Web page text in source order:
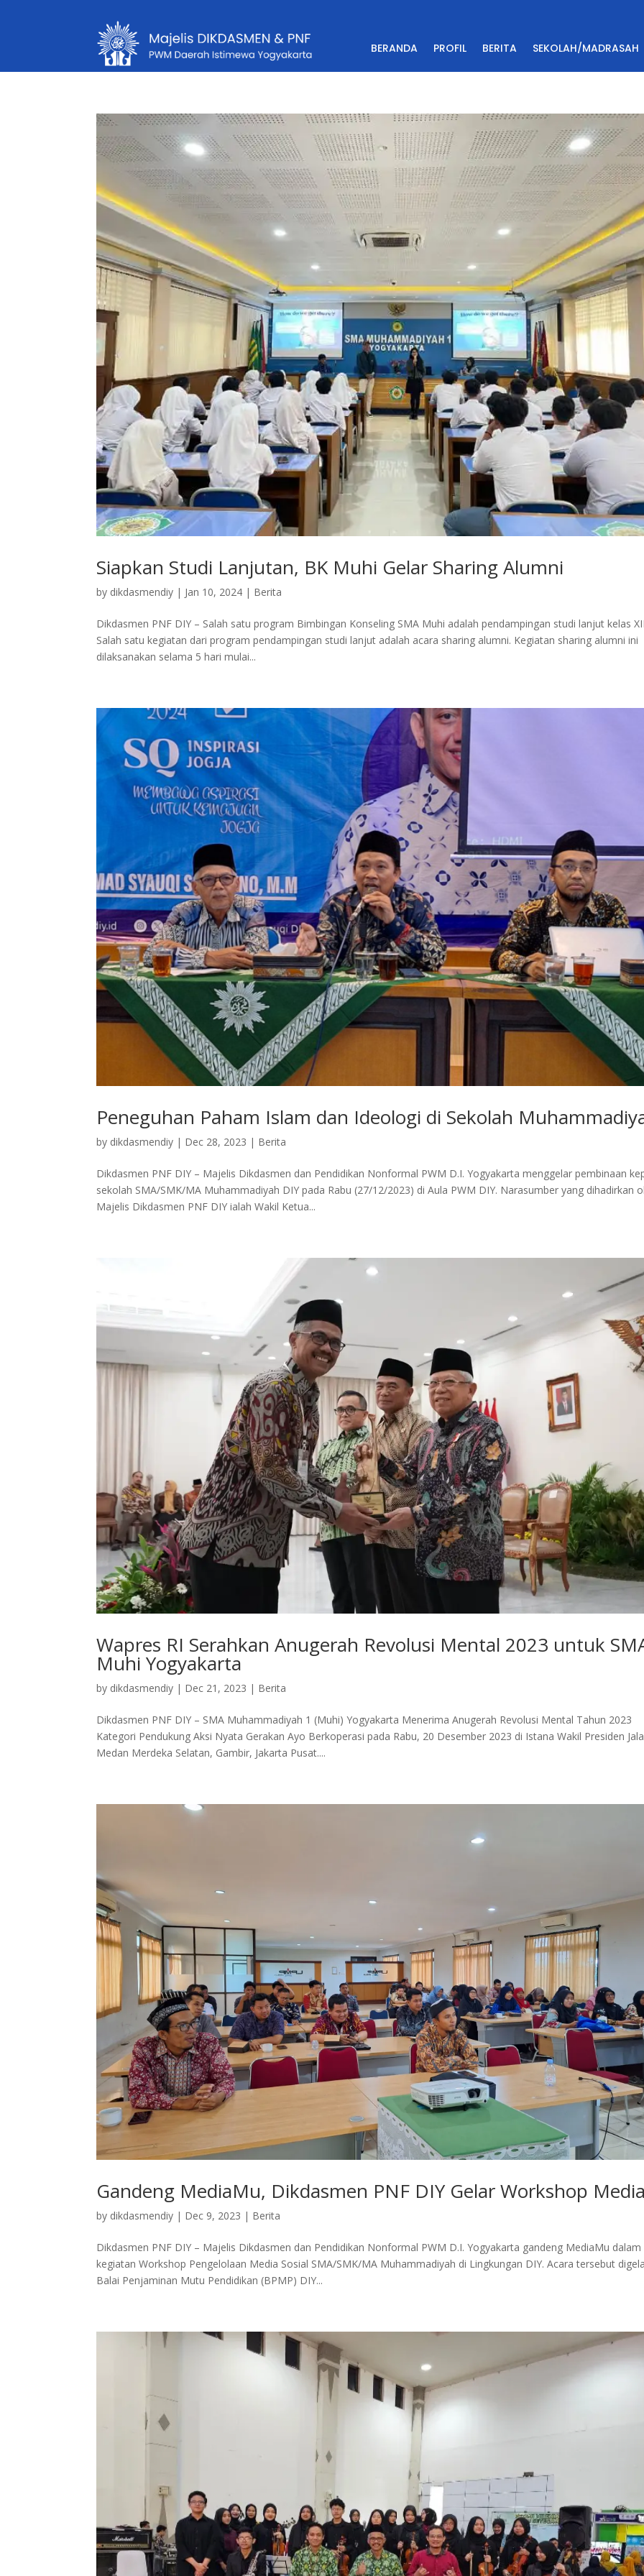
BERANDA PROFIL BERITA SEKOLAH/MADRASAH
Siapkan Studi Lanjutan, BK Muhi Gelar Sharing Alumni
by dikdasmendiy | Jan 10, 2024 | Berita
Dikdasmen PNF DIY – Salah satu program Bimbingan Konseling SMA Muhi adalah pendampingan studi lanjut kelas
Salah satu kegiatan dari program pendampingan studi lanjut adalah acara sharing alumni. Kegiatan sharing alumni ini
dilaksanakan selama 5 hari mulai...
Peneguhan Paham Islam dan Ideologi di Sekolah
by dikdasmendiy | Dec 28, 2023 | Berita
Dikdasmen PNF DIY – Majelis Dikdasmen dan Pendidikan Nonformal PWM D.I. Yogyakarta menggelar pembinaan
sekolah SMA/SMK/MA Muhammadiyah DIY pada Rabu (27/12/2023) di Aula PWM DIY. Narasumber yang dihadirkan
Majelis Dikdasmen PNF DIY ialah Wakil Ketua...
Wapres RI Serahkan Anugerah Revolusi Mental 2023 untuk
Muhi Yogyakarta
by dikdasmendiy | Dec 21, 2023 | Berita
Dikdasmen PNF DIY – SMA Muhammadiyah 1 (Muhi) Yogyakarta Menerima Anugerah Revolusi Mental Tahun 2023
Kategori Pendukung Aksi Nyata Gerakan Ayo Berkoperasi pada Rabu, 20 Desember 2023 di Istana Wakil Presiden
Medan Merdeka Selatan, Gambir, Jakarta Pusat....
Gandeng MediaMu, Dikdasmen PNF DIY Gelar Workshop
by dikdasmendiy | Dec 9, 2023 | Berita
Dikdasmen PNF DIY – Majelis Dikdasmen dan Pendidikan Nonformal PWM D.I. Yogyakarta gandeng MediaMu dalam
kegiatan Workshop Pengelolaan Media Sosial SMA/SMK/MA Muhammadiyah di Lingkungan DIY. Acara tersebut
Balai Penjaminan Mutu Pendidikan (BPMP) DIY...